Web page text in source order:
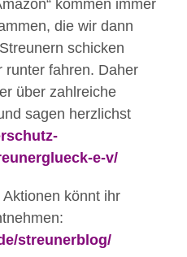
kommen immer
die wir dann
schicken
runter fahren. Daher
über zahlreiche
sagen herzlichst
e-v/
könnt ihr
streunerblog/